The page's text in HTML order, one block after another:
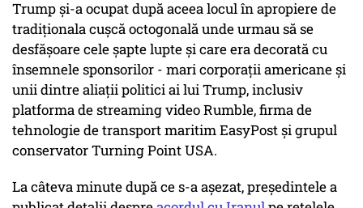
Trump şi-a ocupat după aceea locul în apropiere de
tradiţionala cuşcă octogonală unde urmau să se
desfăşoare cele şapte lupte şi care era decorată cu
însemnele sponsorilor - mari corporaţii americane şi
unii dintre aliaţii politici ai lui Trump, inclusiv
platforma de streaming video Rumble, firma de
tehnologie de transport maritim EasyPost şi grupul
conservator Turning Point USA.
La câteva minute după ce s-a aşezat, preşedintele a